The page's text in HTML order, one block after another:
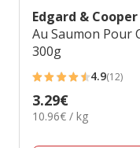
Edgard & Cooper
Au Saumon Pour
300g
4.9
étoiles
avec
12
4.9(12)
Prix
3.29€
3.29€
10.96€
Kg
10.96€ / kg